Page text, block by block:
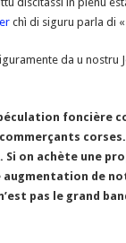
c
at
Li
k
chì di siguru parla di
da u nostru
foncière
on achète une
augmentation de
pas le grand